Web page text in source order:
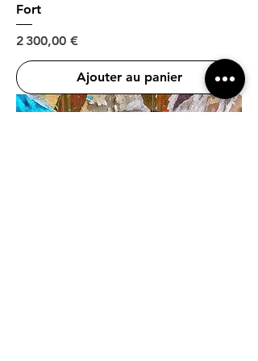
Fort
Prix
2 300,00 €
Ajouter au panier